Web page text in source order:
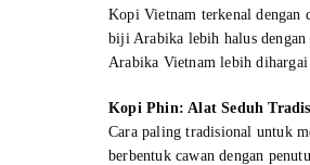
Kopi Vietnam terkenal dengan
biji Arabika lebih halus dengan
Arabika Vietnam lebih dihargai
Kopi Phin: Alat Seduh
Cara paling tradisional untuk
berbentuk cawan dengan